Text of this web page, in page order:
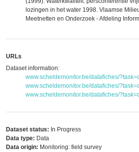
lozingen in het water 1998. Vlaamse
Meetnetten en Onderzoek - Afdeling
URLs
Dataset information:
www.scheldemonitor.be/datafiches/
www.scheldemonitor.be/datafiches/
www.scheldemonitor.be/datafiches/
Dataset status: In Progress
Data type: Data
Data origin: Monitoring: field survey